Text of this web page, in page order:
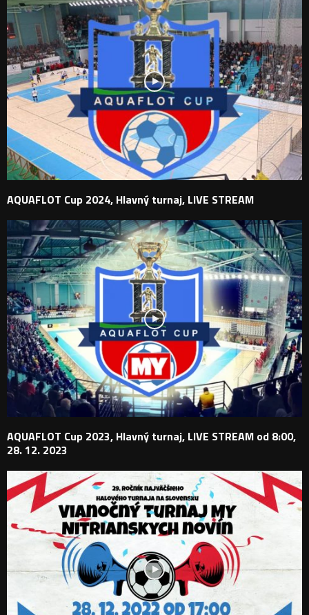
AQUAFLOT Cup 2024, Hlavný turnaj, LIVE STREAM
AQUAFLOT Cup 2023, Hlavný turnaj, LIVE STREAM od 8:00,
28. 12. 2023